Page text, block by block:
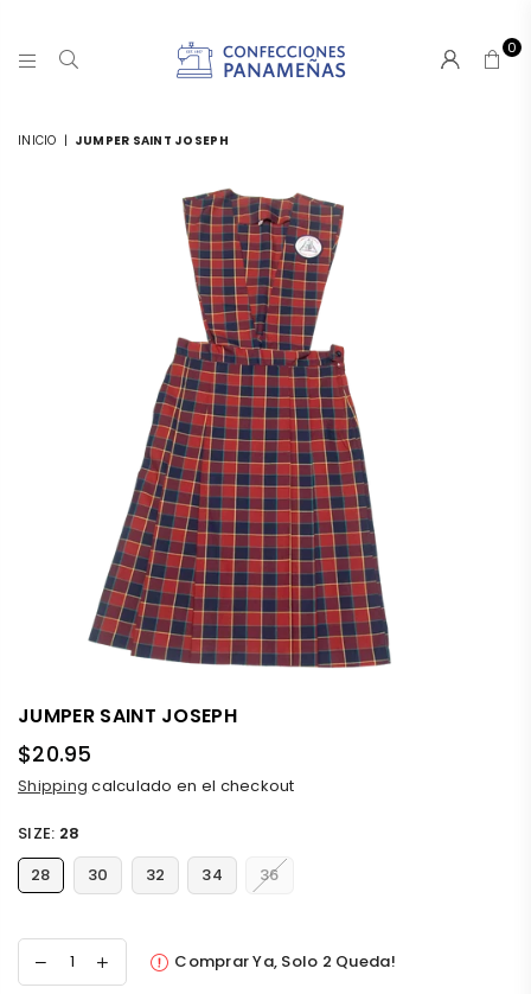
0
INICIO | JUMPER SAINT JOSEPH
JUMPER SAINT JOSEPH
Precio
habitual
$20.95
Shipping calculado en el checkout
SIZE: 28
28
30 32 34 36
Comprar Ya, Solo 2 Queda!